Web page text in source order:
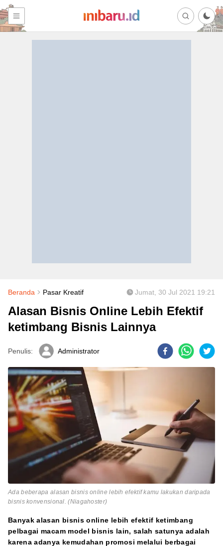
Beranda Pasar Kreatif Jumat, 30 Jul 2021 19:21
Alasan Bisnis Online Lebih Efektif
ketimbang Bisnis Lainnya
Penulis: Administrator
Ada beberapa alasan bisnis online lebih efektif kamu lakukan daripada
bisnis konvensional. (Niagahoster)
Banyak alasan bisnis online lebih efektif ketimbang
pelbagai macam model bisnis lain, salah satunya adalah
karena adanya kemudahan promosi melalui berbagai